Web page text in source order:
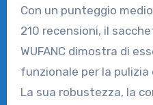
Con un punteggio
210 recensioni, il
WUFANC dimostra di
funzionale per la
La sua robustezza, la